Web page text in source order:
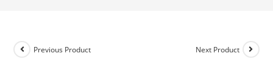
Previous Product Next Product